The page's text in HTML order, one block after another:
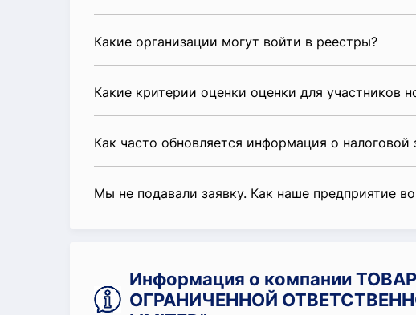
Какие организации могут войти в реестры?
Какие критерии оценки оценки для участников
Как часто обновляется информация о
Мы не подавали заявку. Как наше предприятие
Информация о компании
ОГРАНИЧЕННОЙ